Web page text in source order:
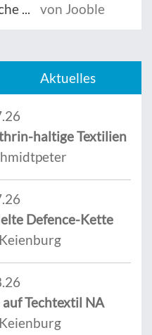
...
von Jooble
Aktuelles
haltige Textilien
Defence-Kette
Techtextil NA